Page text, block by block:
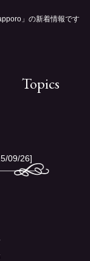
」の新着情報です
Topics
09/26]